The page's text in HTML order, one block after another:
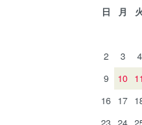
日 月
2
3 4
9
10 11
16 17